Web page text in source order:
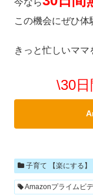
この機会にぜひ
きっと忙しいマ
\30
子育て 【楽にする】
Amazonプライムビ